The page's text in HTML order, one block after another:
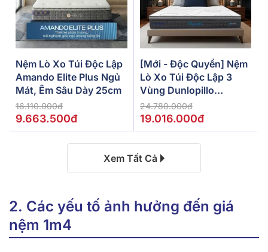
Nệm Lò Xo Túi Độc Lập
Amando Elite Plus Ngủ
Mát, Êm Sâu Dày 25cm
16.110.000đ
9.663.500đ
[Mới - Độc Quyền] Nệm
Lò Xo Túi Độc Lập 3
Vùng Dunlopillo
De.Stress Powerful
24.780.000đ
19.016.000đ
Xem Tất Cả
2. Các yếu tố ảnh hưởng đến giá
nệm 1m4